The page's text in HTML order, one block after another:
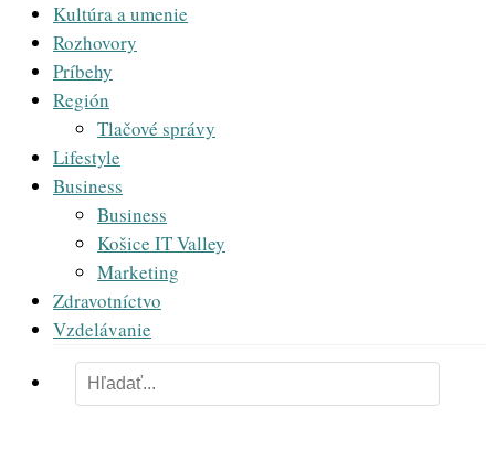
Kultúra a umenie
Rozhovory
Príbehy
Región
Tlačové správy
Lifestyle
Business
Business
Košice IT Valley
Marketing
Zdravotníctvo
Vzdelávanie